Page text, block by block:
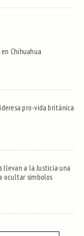
Chihuahua
pro-vida británica
llevan a la Justicia una
ocultar símbolos